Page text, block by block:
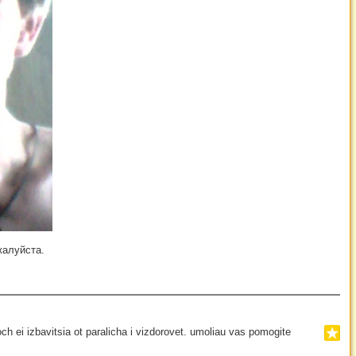
ei izbavitsia ot paralicha i vizdorovet. umoliau vas pomogite